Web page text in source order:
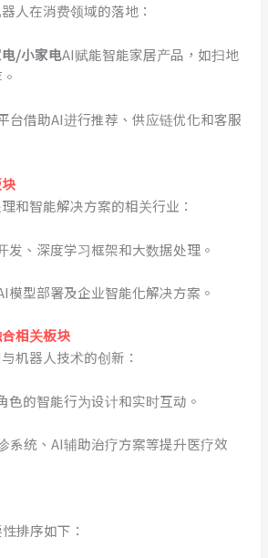
人在消费领域的落地：
/小家电AI赋能智能家居产品，如扫地
台借助AI进行推荐、供应链优化和客服
和智能解决方案的相关行业：
发、深度学习框架和大数据处理。
模型部署及企业智能化解决方案。
相关板块
机器人技术的创新：
色的智能行为设计和实时互动。
系统、AI辅助治疗方案等提升医疗效
排序如下：